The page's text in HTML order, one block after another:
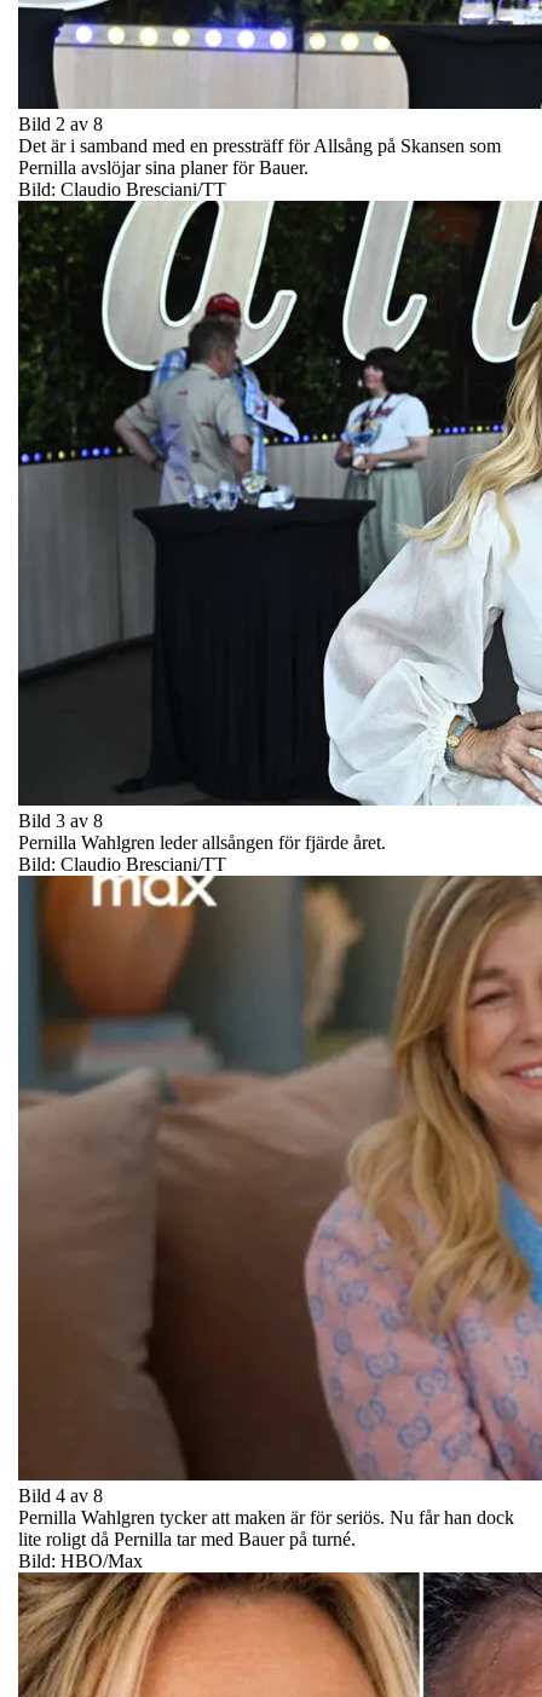
Bild 2 av 8
Det är i samband med en pressträff för Allsång på Skansen som
Pernilla avslöjar sina planer för Bauer.
Bild: Claudio Bresciani/TT
Bild 3 av 8
Pernilla Wahlgren leder allsången för fjärde året.
Bild: Claudio Bresciani/TT
Bild 4 av 8
Pernilla Wahlgren tycker att maken är för seriös. Nu får han dock
lite roligt då Pernilla tar med Bauer på turné.
Bild: HBO/Max